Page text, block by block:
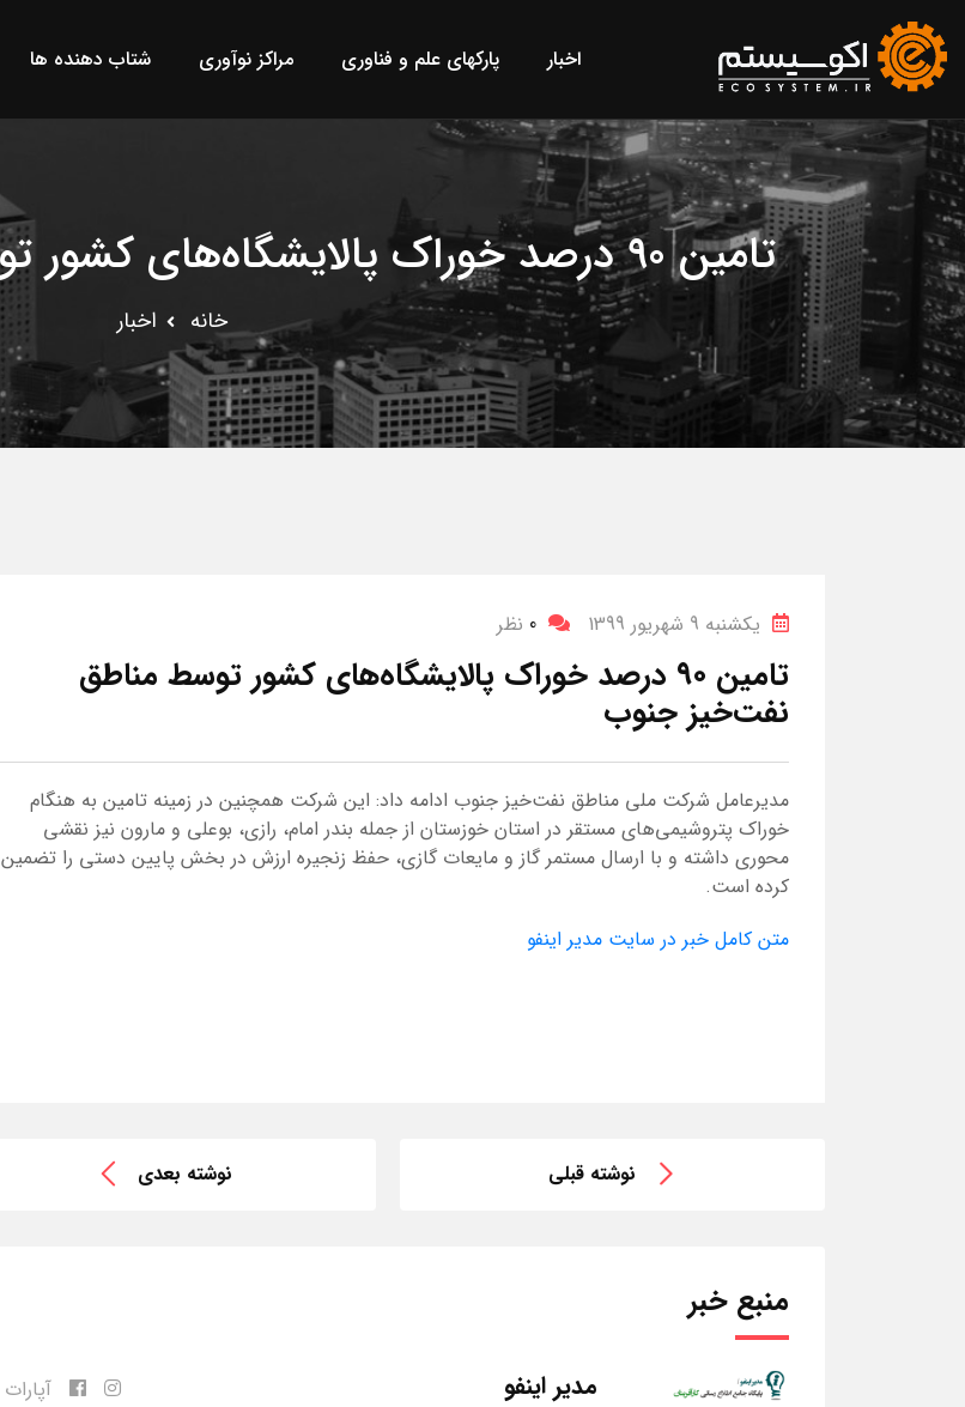
اخبار پارکهای علم و فناوری مراکز نوآوری شتاب دهنده ها
تامین ۹۰ درصد خوراک پالایشگاه‌های کشور توسط مناطق نفت‌خیز جنوب
خانه اخبار
یکشنبه 9 شهریور 1399 0 نظر
تامین ۹۰ درصد خوراک پالایشگاه‌های کشور توسط مناطق
نفت‌خیز جنوب
مدیرعامل شرکت ملی مناطق نفت‌خیز جنوب ادامه داد: این شرکت همچنین در زمینه تامین به هنگام
خوراک پتروشیمی‌های مستقر در استان خوزستان از جمله بندر امام، رازی، بوعلی و مارون نیز نقشی
محوری داشته و با ارسال مستمر گاز و مایعات گازی، حفظ زنجیره ارزش در بخش پایین دستی را تضمین
کرده است.
متن کامل خبر در سایت مدیر اینفو
نوشته قبلی نوشته بعدی
منبع خبر
مدیر اینفو آپارات